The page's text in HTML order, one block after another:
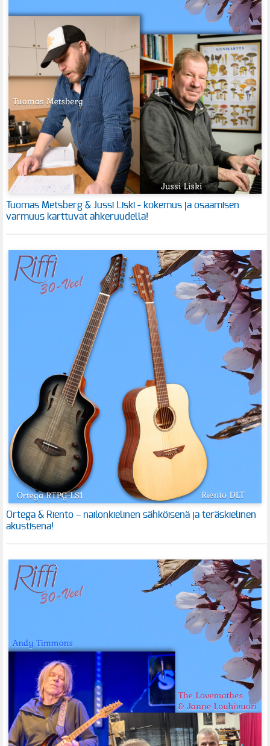
Tuomas Metsberg & Jussi Liski - kokemus ja osaamisen
varmuus karttuvat ahkeruudella!
Ortega & Riento – nailonkielinen sähköisenä ja teräskielinen
akustisena!